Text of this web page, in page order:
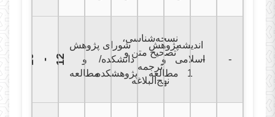
1
0 -
1 2
پژوهش
و
مطالعه
شورای
دانشکده/
پژوهشکده
نسخه‌شناسی،
تصحیح متن و
ترجمه
نهج‌البلاغه
پژوهش
و
مطالعه
اندیشه
اسلامی
1
- -